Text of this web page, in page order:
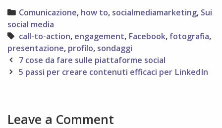
Categories
Comunicazione, how to, socialmediamarketing, Sui
social media
Tags
call-to-action, engagement, Facebook, fotografia,
presentazione, profilo, sondaggi
Post
navigation
7 cose da fare sulle piattaforme social
5 passi per creare contenuti efficaci per LinkedIn
Leave a Comment